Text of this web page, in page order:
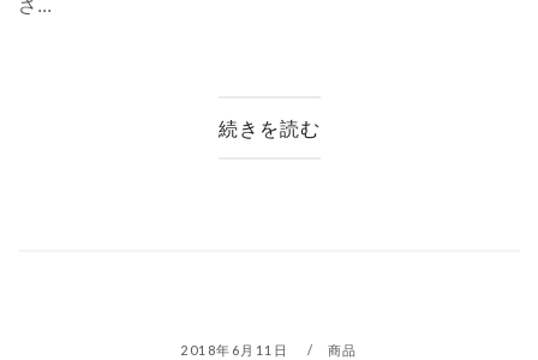
続きを読む
2018年6月11日 商品